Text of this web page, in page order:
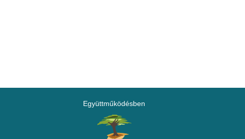
Együttműködésben